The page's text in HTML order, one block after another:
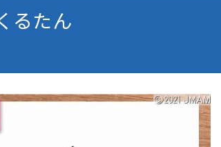
ミナー
階層・職
目的・研
るたん